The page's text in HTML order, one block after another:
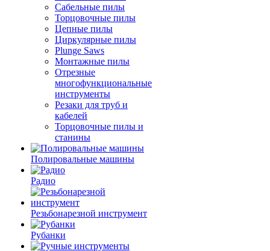
Сабельные пилы
Торцовочные пилы
Цепные пилы
Циркулярные пилы
Plunge Saws
Монтажные пилы
Отрезные
многофункциональные
инструменты
Резаки для труб и
кабелей
Торцовочные пилы и
станины
Полировальные машины
Радио
Резьбонарезной инструмент
Рубанки